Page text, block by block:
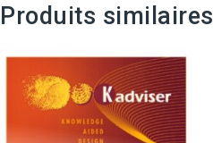
Produits similaires